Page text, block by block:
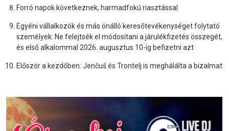
Forró napok következnek, harmadfokú riasztással
Egyéni vállalkozók és más önálló keresőtevékenységet folytató
személyek: Ne felejtsék el módosítani a járulékfizetés összegét,
és első alkalommal 2026. augusztus 10-ig befizetni azt
Először a kezdőben: Jenčuš és Trontelj is meghálálta a bizalmat